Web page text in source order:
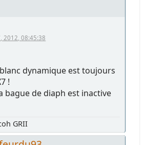
2012, 08:45:38
dynamique est toujours
!
bague de diaph est inactive
GRII